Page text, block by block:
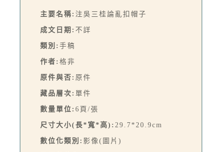
主要名稱: 注吳三桂論亂扣帽子
成文日期: 不詳
類別: 手稿
作者: 格非
原件與否: 原件
藏品層次: 單件
數量單位: 6頁/張
尺寸大小(長*寬*高): 29.7*20.9cm
數位化類別: 影像(圖片)